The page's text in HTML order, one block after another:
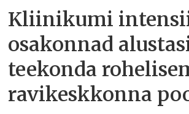
Kliinikumi
osakonnad
teekonda
ravikeskkonna